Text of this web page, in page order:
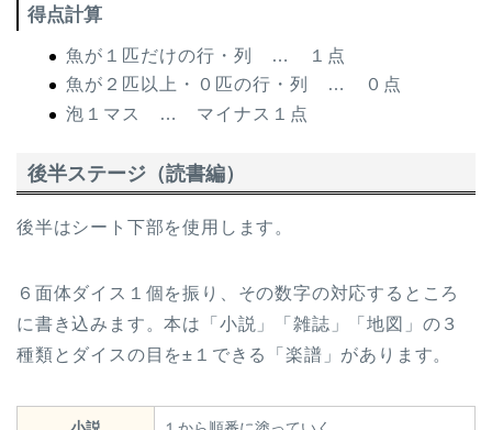
得点計算
魚が１匹だけの行・列 … １点
魚が２匹以上・０匹の行・列 … ０点
泡１マス … マイナス１点
後半ステージ（読書編）
後半はシート下部を使用します。
６面体ダイス１個を振り、その数字の対応するところ
に書き込みます。本は「小説」「雑誌」「地図」の３
種類とダイスの目を±１できる「楽譜」があります。